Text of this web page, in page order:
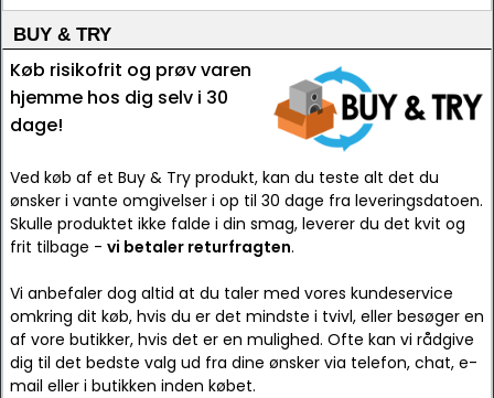
BUY & TRY
Køb risikofrit og prøv varen
hjemme hos dig selv i 30
dage!
Ved køb af et Buy & Try produkt, kan du teste alt det du
ønsker i vante omgivelser i op til 30 dage fra leveringsdatoen.
Skulle produktet ikke falde i din smag, leverer du det kvit og
frit tilbage - vi betaler returfragten.
Vi anbefaler dog altid at du taler med vores kundeservice
omkring dit køb, hvis du er det mindste i tvivl, eller besøger en
af vore butikker, hvis det er en mulighed. Ofte kan vi rådgive
dig til det bedste valg ud fra dine ønsker via telefon, chat, e-
mail eller i butikken inden købet.